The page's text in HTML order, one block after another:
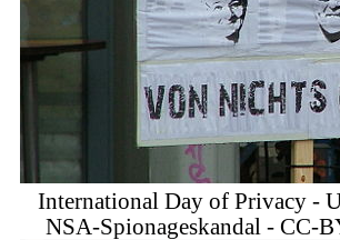
International Day of Privacy -
NSA-Spionageskandal - CC-